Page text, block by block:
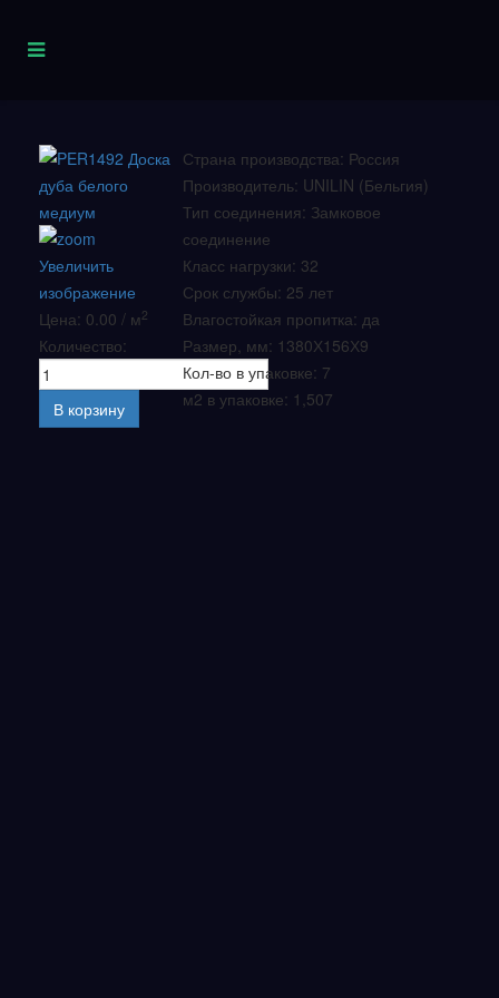
Увеличить
изображение
Цена: 0.00 / м2
Количество:
Страна производства: Россия
Производитель: UNILIN (Бельгия)
Тип соединения: Замковое
соединение
Класс нагрузки: 32
Срок службы: 25 лет
Влагостойкая пропитка: да
Размер, мм: 1380Х156Х9
Кол-во в упаковке: 7
м2 в упаковке: 1,507